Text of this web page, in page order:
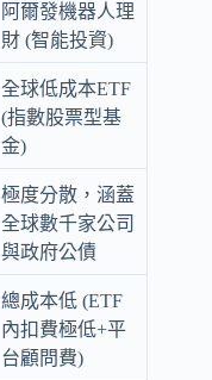
阿爾發機器人理
財 (智能投資)
全球低成本ETF
(指數股票型基
金)
極度分散，涵蓋
全球數千家公司
與政府公債
總成本低 (ETF
內扣費極低+平
台顧問費)